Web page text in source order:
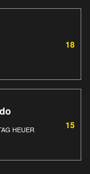
18
HEUER 15